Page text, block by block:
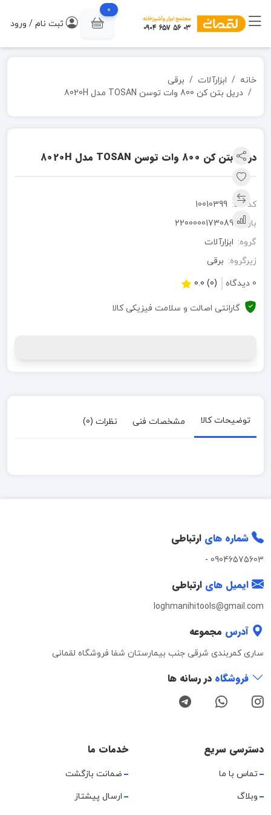
0
ثبت نام / ورود
خانه ابزارآلات
برقی
دریل بتن کن 800 وات توسن TOSAN مدل 8020H
دریل بتن کن 800 وات توسن TOSAN مدل 8020H
کد کالا: 10010399
بارکد: 2200000173089
گروه: ابزارآلات
زیرگروه: برقی
0 دیدگاه
(0) 0.0
گارانتی اصالت و سلامت فیزیکی کالا
توضیحات کالا مشخصات فنی نظرات (0)
شماره های ارتباطی
09046575603
-
ایمیل های ارتباطی
loghmanihitools@gmail.com
آدرس مجموعه
ساری کمربندی شرقی جنب بیمارستان شفا فروشگاه لقمانی
فروشگاه در رسانه ها
دسترسی سریع
تماس با ما
وبلاگ
خدمات ما
ضمانت بازگشت
ارسال پیشتاز